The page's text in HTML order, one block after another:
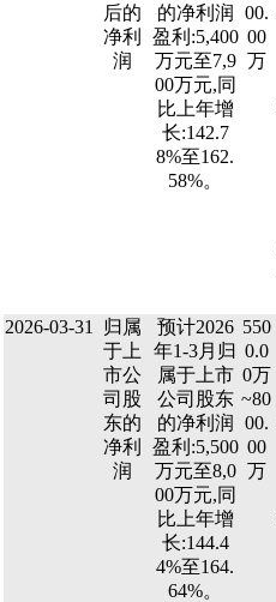
后的
净利
润
的净利润
盈利:5,400
万元至7,9
00万元,同
比上年增
长:142.7
8%至162.
58%。
00.
00
万
2026-03-31
归属
于上
市公
司股
东的
净利
润
预计2026
年1-3月归
属于上市
公司股东
的净利润
盈利:5,500
万元至8,0
00万元,同
比上年增
长:144.4
4%至164.
64%。
550
0.0
0万
~80
00.
00
万